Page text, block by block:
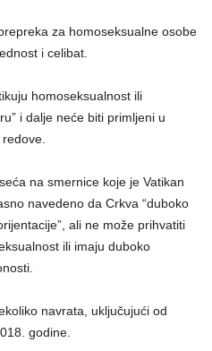
za homoseksualne osobe
i celibat.
homoseksualnost ili
i dalje neće biti primljeni u
na smernice koje je Vatikan
navedeno da Crkva “duboko
ali ne može prihvatiti
ili imaju duboko
navrata, uključujući od
godine.